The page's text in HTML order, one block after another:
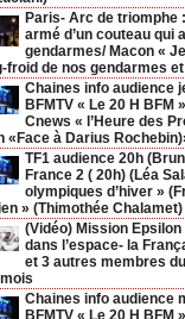
Paris- Arc de triomphe
armé d’un couteau qui
gendarmes/ Macon «
froid de nos gendarmes
Chaines info audience
BFMTV « Le 20 H BFM
Cnews « l’Heure des
«Face à Darius
TF1 audience 20h
France 2 ( 20h) (Léa
olympiques d’hiver »
» (Thimothée Chalamet)
(Vidéo) Mission
dans l’espace- la
et 3 autres membres
Chaines info audience
BFMTV « Le 20 H BFM